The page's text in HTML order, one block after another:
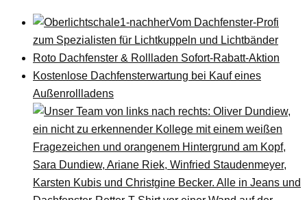
Vom Dachfenster-Profi
zum Spezialisten für Lichtkuppeln und Lichtbänder
Roto Dachfenster & Rollladen Sofort-Rabatt-Aktion
Kostenlose Dachfensterwartung bei Kauf eines
Außenrollladens